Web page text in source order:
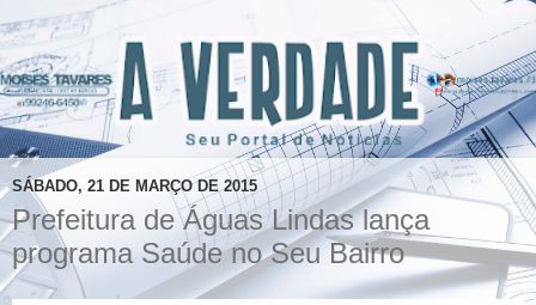
SÁBADO, 21 DE MARÇO DE 2015
Prefeitura de Águas Lindas lança
programa Saúde no Seu Bairro